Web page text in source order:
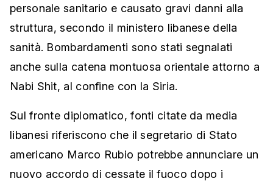
personale sanitario e causato gravi danni alla
struttura, secondo il ministero libanese della
sanità. Bombardamenti sono stati segnalati
anche sulla catena montuosa orientale attorno a
Nabi Shit, al confine con la Siria.
Sul fronte diplomatico, fonti citate da media
libanesi riferiscono che il segretario di Stato
americano Marco Rubio potrebbe annunciare un
nuovo accordo di cessate il fuoco dopo i